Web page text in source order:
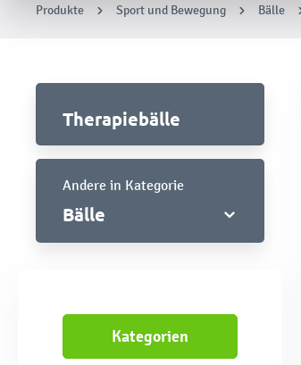
Produkte Sport und Bewegung Bälle
Therapiebälle
Andere in Kategorie
Bälle
Kategorien